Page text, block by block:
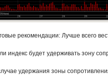
рекомендации: Лучше всего
индекс будет удерживать зону
удержания зоны